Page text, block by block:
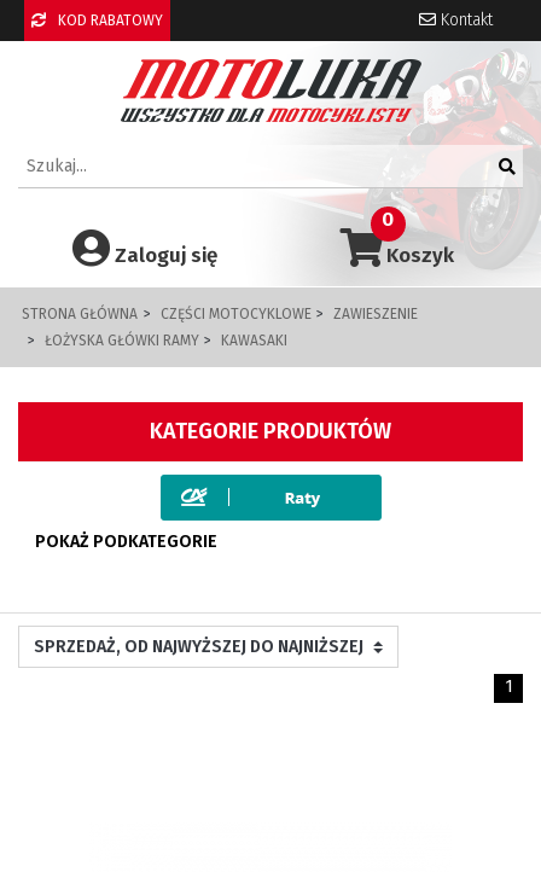
KOD RABATOWY Kontakt
Koszyk
0
Zaloguj się
STRONA GŁÓWNA CZĘŚCI MOTOCYKLOWE
ZAWIESZENIE
ŁOŻYSKA GŁÓWKI RAMY
KAWASAKI
KATEGORIE PRODUKTÓW
POKAŻ PODKATEGORIE
1